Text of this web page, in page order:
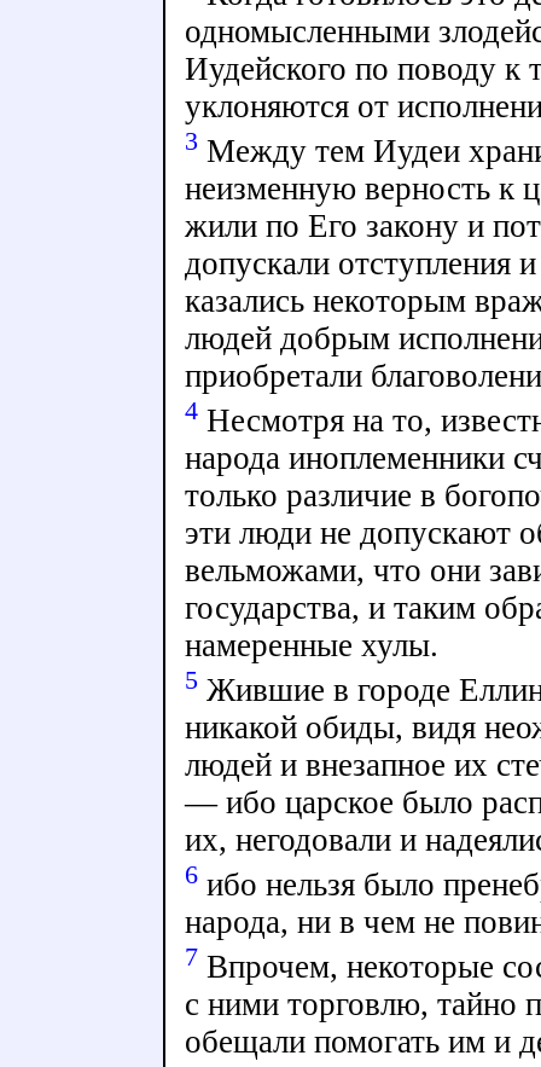
одномысленными
Иудейского по поводу к
уклоняются от
3 Между тем Иудеи
неизменную верность к
жили по Его закону и
допускали отступления
казались некоторым
людей добрым
приобретали
4Несмотря на то,
народа иноплеменники
только различие в
эти люди не допускают
вельможами, что они
государства, и таким
намеренные хулы.
5Жившие в городе
никакой обиды, видя
людей и внезапное их
— ибо царское было
их, негодовали и
6ибо нельзя было
народа, ни в чем не
7 Впрочем, некоторые
с ними торговлю, тайно
обещали помогать им и